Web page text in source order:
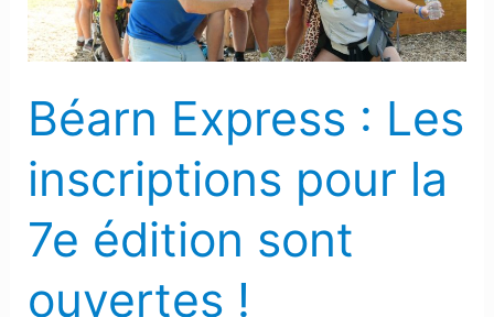
Béarn Express : Les
inscriptions pour la
7e édition sont
ouvertes !
la
7e
sont